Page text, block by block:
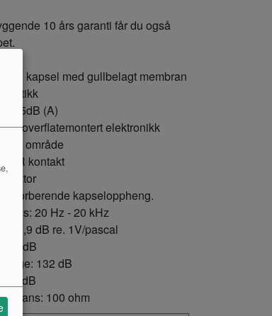
10 års garanti får du også
kapsel med gullbelagt membran
5dB (A)
overflatemontert elektronikk
område
XLR kontakt
kapseloppheng.
20 Hz - 20 kHz
-31,9 dB re. 1V/pascal
88 dB
range: 132 dB
137 dB
100 ohm